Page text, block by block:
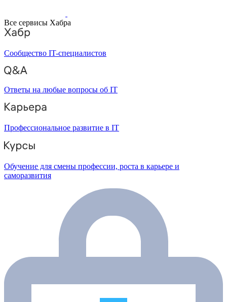
Все сервисы Хабра
Сообщество IT-специалистов
Ответы на любые вопросы об IT
Профессиональное развитие в IT
Обучение для смены профессии, роста в карьере и
саморазвития